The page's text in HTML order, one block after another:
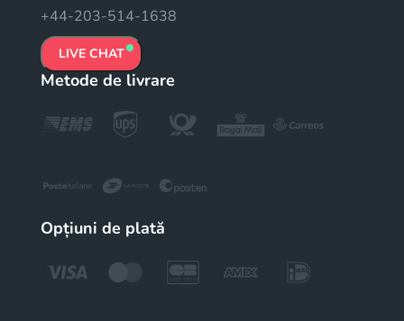
+44-203-514-1638
LIVE CHAT
Metode de livrare
Opțiuni de plată